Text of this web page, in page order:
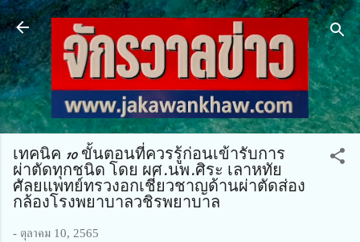
ข้ามไปที่เนื้อหาหลัก
เทคนิค 10 ขั้นตอนที่ควรรู้ก่อนเข้ารับการ
ผ่าตัดทุกชนิด โดย ผศ.นพ.ศิระ เลาหทัย
ศัลยแพทย์ทรวงอกเชี่ยวชาญด้านผ่าตัดส่อง
กล้องโรงพยาบาลวชิรพยาบาล
- ตุลาคม 10, 2565